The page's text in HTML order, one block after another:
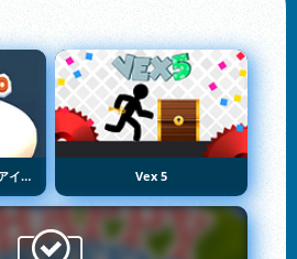
スノーボール・ドット・アイオー Vex 5